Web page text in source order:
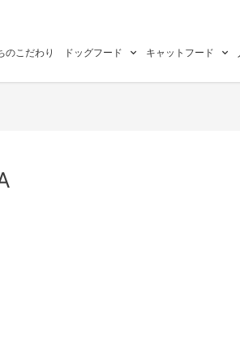
のこだわり ドッグフード キャットフード